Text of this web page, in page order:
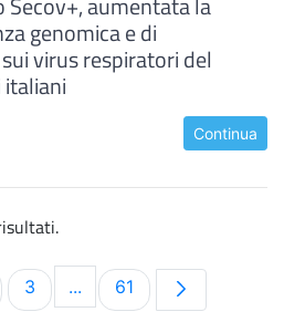
genomica e di
virus respiratori del
Continua
Pagina
3 ...Pagine intermedie Use
Pagina
61